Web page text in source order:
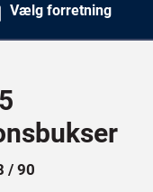
Vælg forretning
/ 90